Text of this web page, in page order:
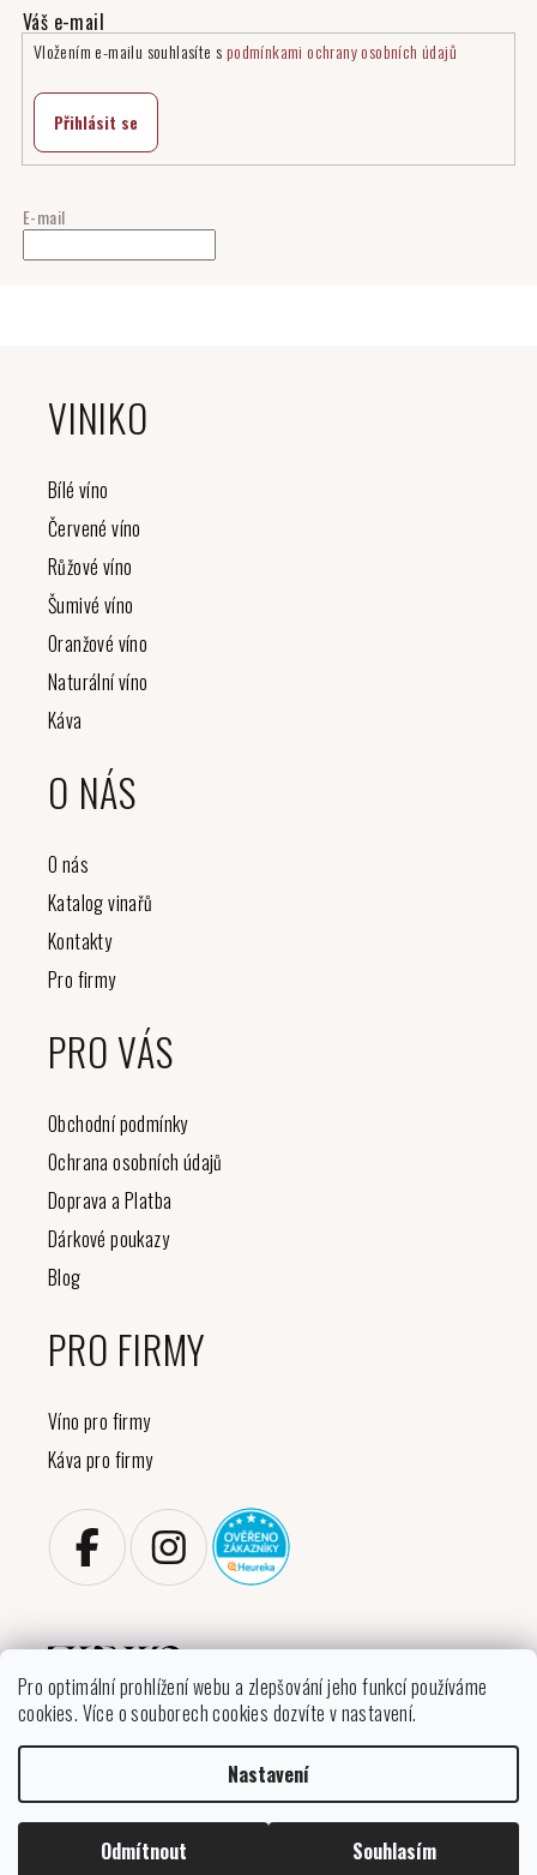
Pro optimální prohlížení webu a zlepšování jeho funkcí používáme
cookies. Více o souborech cookies dozvíte v nastavení.
Nastavení
Odmítnout Souhlasím
E-mail
Vložením e-mailu souhlasíte s podmínkami ochrany osobních údajů
Přihlásit se
VINIKO
Bílé víno
Červené víno
Růžové víno
Šumivé víno
Oranžové víno
Naturální víno
Káva
O NÁS
O nás
Katalog vinařů
Kontakty
Pro firmy
PRO VÁS
Obchodní podmínky
Ochrana osobních údajů
Doprava a Platba
Dárkové poukazy
Blog
PRO FIRMY
Víno pro firmy
Káva pro firmy
Copyright 2026VINIKO. Všechna práva vyhrazena.
Upravit nastavení cookies
Vytvořil Shoptet